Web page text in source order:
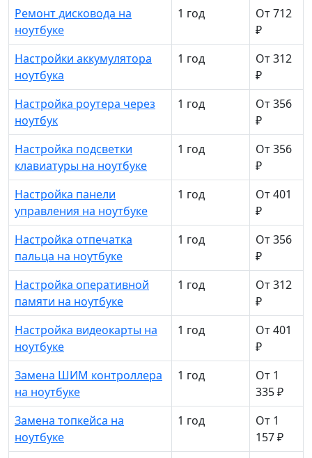
Ремонт дисковода на
ноутбуке
1 год
От 712
₽
Настройки аккумулятора
ноутбука
1 год
От 312
₽
Настройка роутера через
ноутбук
1 год
От 356
₽
Настройка подсветки
клавиатуры на ноутбуке
1 год
От 356
₽
Настройка панели
управления на ноутбуке
1 год
От 401
₽
Настройка отпечатка
пальца на ноутбуке
1 год
От 356
₽
Настройка оперативной
памяти на ноутбуке
1 год
От 312
₽
Настройка видеокарты на
ноутбуке
1 год
От 401
₽
Замена ШИМ контроллера
на ноутбуке
1 год
От 1
335 ₽
Замена топкейса на
ноутбуке
1 год
От 1
157 ₽